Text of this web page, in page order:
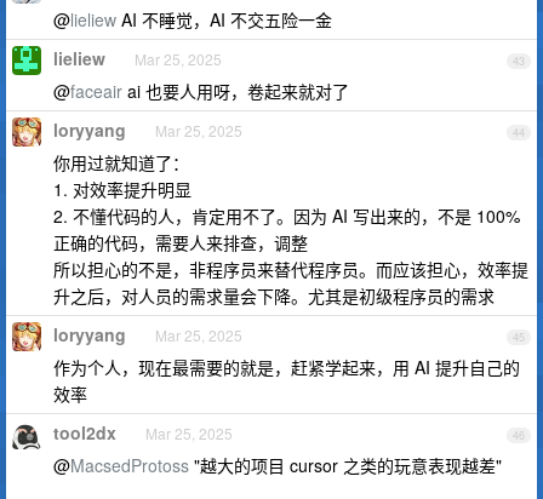
@lieliew AI 不睡觉，AI 不交五险一金
43
lieliew Mar 25, 2025
@faceair ai 也要人用呀，卷起来就对了
44
loryyang Mar 25, 2025
你用过就知道了：
1. 对效率提升明显
2. 不懂代码的人，肯定用不了。因为 AI 写出来的，不是 100%
正确的代码，需要人来排查，调整
所以担心的不是，非程序员来替代程序员。而应该担心，效率提
升之后，对人员的需求量会下降。尤其是初级程序员的需求
45
loryyang Mar 25, 2025
作为个人，现在最需要的就是，赶紧学起来，用 AI 提升自己的
效率
46
tool2dx Mar 25, 2025
@MacsedProtoss "越大的项目 cursor 之类的玩意表现越差"